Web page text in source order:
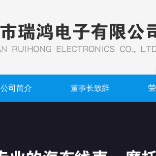
公司简介 董事长致辞